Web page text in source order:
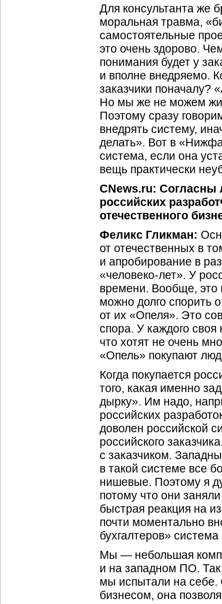
Для консультанта же
моральная травма,
самостоятельные
это очень здорово.
понимания будет у
и вполне внедряемо.
заказчики поначалу?
Но мы же не можем
Поэтому сразу
внедрять систему,
делать». Вот в
система, если она
вещь практически
CNews.ru: Согласны
российских
отечественного
Феликс Гликман:
от отечественных в
и апробирование в
«человеко-лет». У
времени. Вообще, это
можно долго спорить
от их «Опеля». Это
спора. У каждого
что хотят не очень
«Опель» покупают
Когда покупается
того, какая именно
дырку». Им надо,
российских
доволен российской
российского
с заказчиком.
в такой системе все
нишевые. Поэтому я
потому что они
быстрая реакция на
почти моментально
бухгалтеров»
Мы — небольшая
и на западном ПО.
мы испытали на себе.
бизнесом, она